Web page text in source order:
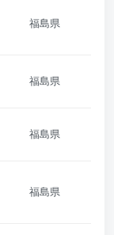
福島県
福島県
福島県
福島県